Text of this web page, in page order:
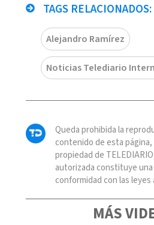
TAGS RELACIONADOS:
Alejandro Ramírez
Noticias Telediario
Queda prohibida la
contenido de esta página,
propiedad de
autorizada constituye
conformidad con las leyes
MÁS